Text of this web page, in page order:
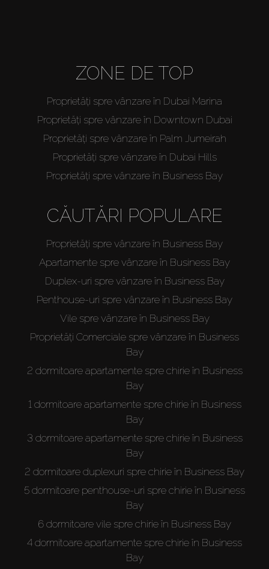
ZONE DE TOP
Proprietăți spre vânzare în Dubai Marina
Proprietăți spre vânzare în Downtown Dubai
Proprietăți spre vânzare în Palm Jumeirah
Proprietăți spre vânzare în Dubai Hills
Proprietăți spre vânzare în Business Bay
CĂUTĂRI POPULARE
Proprietăți spre vânzare în Business Bay
Apartamente spre vânzare în Business Bay
Duplex-uri spre vânzare în Business Bay
Penthouse-uri spre vânzare în Business Bay
Vile spre vânzare în Business Bay
Proprietăți Comerciale spre vânzare în Business
Bay
2 dormitoare apartamente spre chirie în Business
Bay
1 dormitoare apartamente spre chirie în Business
Bay
3 dormitoare apartamente spre chirie în Business
Bay
2 dormitoare duplexuri spre chirie în Business Bay
5 dormitoare penthouse-uri spre chirie în Business
Bay
6 dormitoare vile spre chirie în Business Bay
4 dormitoare apartamente spre chirie în Business
Bay